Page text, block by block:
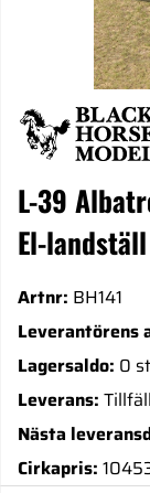
L-39
El-landställ
Artnr: BH141
Leverantörens
Lagersaldo: 0 st
Leverans:
Nästa
Cirkapris: